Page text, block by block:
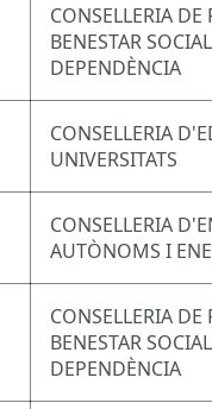
CONSELLERIA DE
BENESTAR
DEPENDÈNCIA
CONSELLERIA
UNIVERSITATS
CONSELLERIA
AUTÒNOMS I
CONSELLERIA DE
BENESTAR
DEPENDÈNCIA